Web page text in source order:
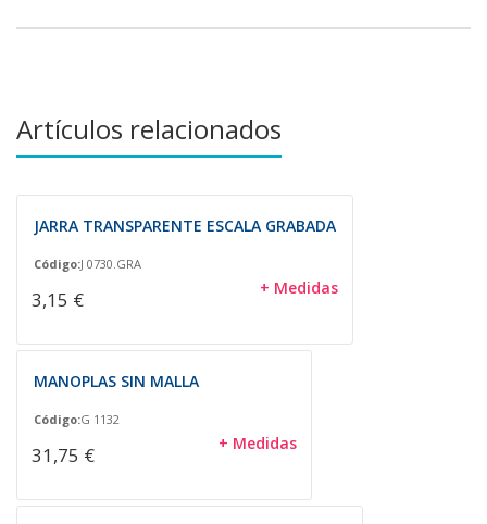
Artículos relacionados
JARRA TRANSPARENTE ESCALA GRABADA
Código:J 0730.GRA
3,15 € + Medidas
MANOPLAS SIN MALLA
Código:G 1132
31,75 € + Medidas